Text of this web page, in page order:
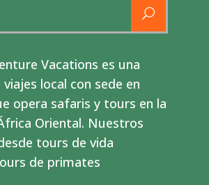
Vacations es una
viajes local con sede en
opera safaris y tours en la
Oriental. Nuestros
tours de vida
de primates